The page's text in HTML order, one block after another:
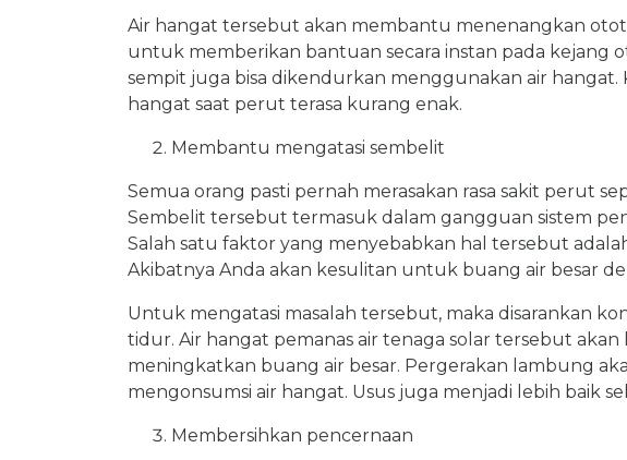
Air hangat tersebut akan membantu menenangkan
untuk memberikan bantuan secara instan pada kejang
sempit juga bisa dikendurkan menggunakan air hangat.
hangat saat perut terasa kurang enak.
Membantu mengatasi sembelit
Semua orang pasti pernah merasakan rasa sakit perut
Sembelit tersebut termasuk dalam gangguan sistem
Salah satu faktor yang menyebabkan hal tersebut
Akibatnya Anda akan kesulitan untuk buang air besar
Untuk mengatasi masalah tersebut, maka disarankan
tidur. Air hangat pemanas air tenaga solar tersebut
meningkatkan buang air besar. Pergerakan lambung
mengonsumsi air hangat. Usus juga menjadi lebih baik
Membersihkan pencernaan